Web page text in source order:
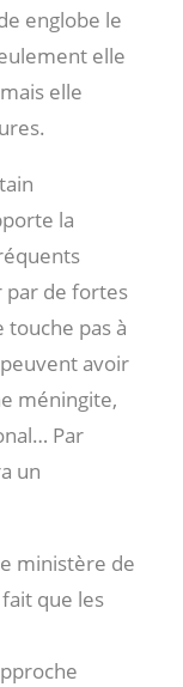
englobe le
elle
elle
la
par de fortes
touche pas à
avoir
méningite,
Par
un
ministère de
que les